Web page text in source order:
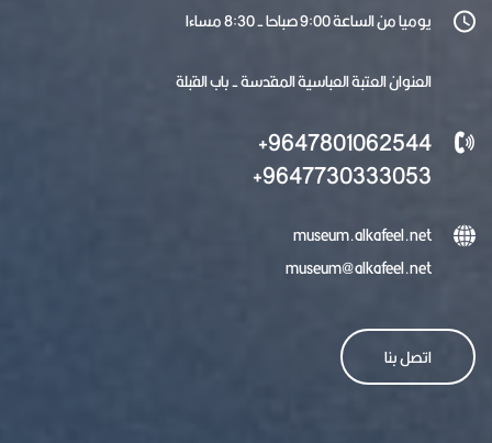
يوميا من الساعة 9:00 صباحا - 8:30 مساءا
العنوان العتبة العباسية المقدسة - باب القبلة
9647801062544+
9647730333053+
museum.alkafeel.net
museum@alkafeel.net
اتصل بنا